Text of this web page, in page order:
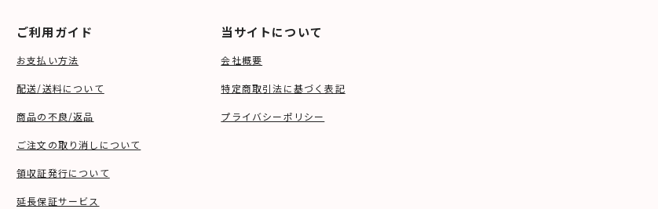
ご利用ガイド
お支払い方法
配送/送料について
商品の不良/返品
ご注文の取り消しについて
領収証発行について
延長保証サービス
当サイトについて
会社概要
特定商取引法に基づく表記
プライバシーポリシー